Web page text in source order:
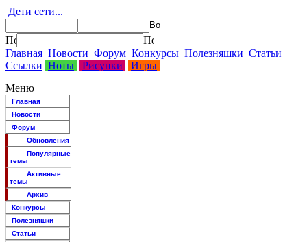
Дети сети...
Главная Новости Форум Конкурсы Полезняшки Статьи
Ссылки Ноты Рисунки
Игры
Меню
Главная
Новости
Форум
Обновления
Популярные
темы
Активные
темы
Архив
Конкурсы
Полезняшки
Статьи